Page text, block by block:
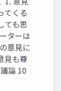
てくる
ても思
ターは
意見に
見も尊
論 10